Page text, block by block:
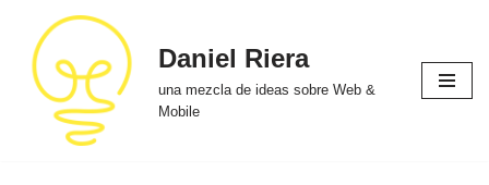
Saltar
contenido
Daniel Riera
una mezcla de ideas sobre Web &
Mobile